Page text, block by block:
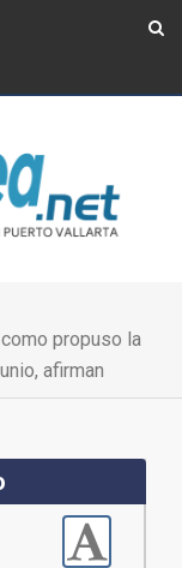
propuso la
afirman